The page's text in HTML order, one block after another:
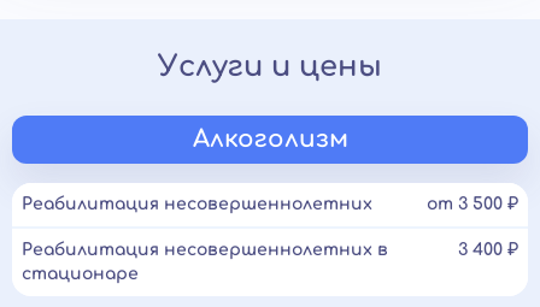
Услуги и цены
Алкоголизм
Реабилитация несовершеннолетних от 3 500 ₽
Реабилитация несовершеннолетних в
стационаре
3 400 ₽